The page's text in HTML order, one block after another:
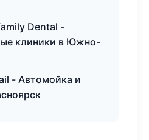
Dental -
клиники в Южно-
- Автомойка и